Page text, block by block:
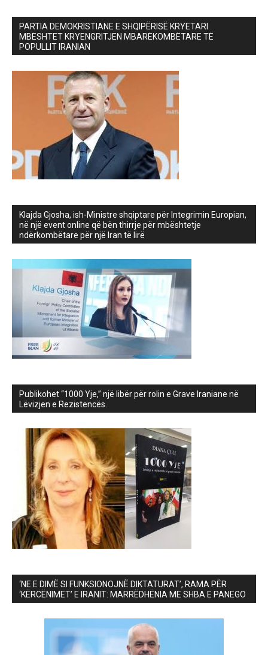
PARTIA DEMOKRISTIANE E SHQIPËRISË KRYETARI
MBËSHTET KRYENGRITJEN MBARËKOMBËTARE TË
POPULLIT IRANIAN
Klajda Gjosha, ish-Ministre shqiptare për Integrimin Europian,
në një event online që bën thirrje për mbështetje
ndërkombëtare për një Iran të lirë
Publikohet “1000 Yje,” një libër për rolin e Grave Iraniane në
Lëvizjen e Rezistencës.
‘NE E DIMË SI FUNKSIONOJNË DIKTATURAT’, RAMA PËR
‘KËRCËNIMET’ E IRANIT: MARRËDHËNIA ME SHBA E PANEGO